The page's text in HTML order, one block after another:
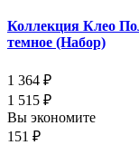
Коллекция Клео
темное (Набор)
1 364 ₽
1 515 ₽
Вы экономите
151 ₽